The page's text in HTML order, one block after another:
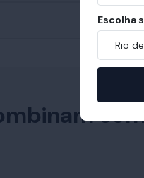
Escolha
Rio